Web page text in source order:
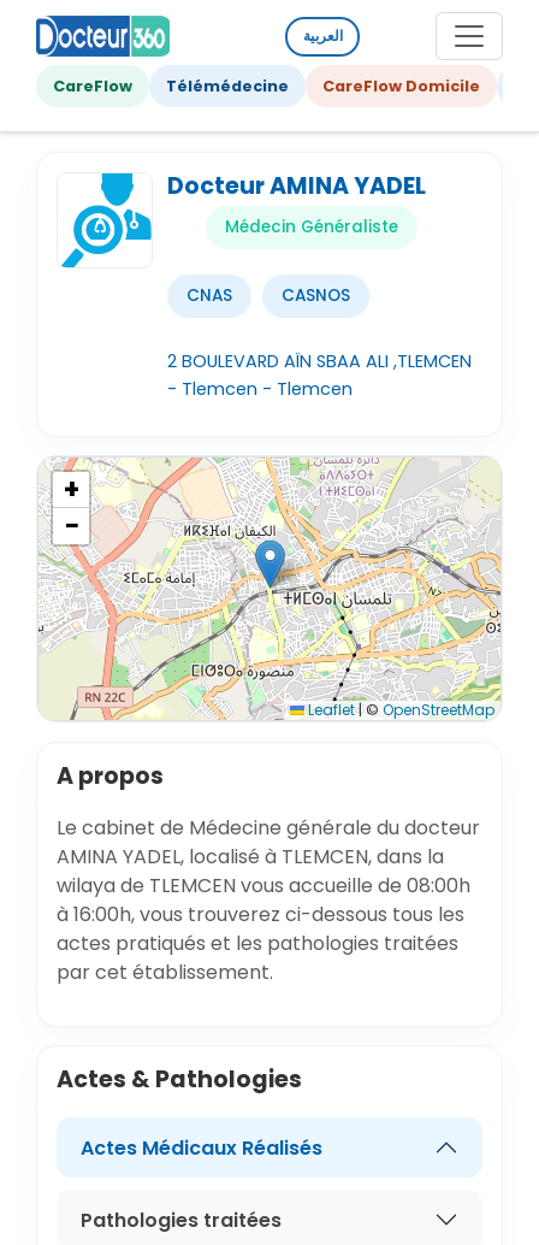
العربية
CareFlow Télémédecine CareFlow Domicile
Docteur AMINA YADEL
Médecin Généraliste
CNAS CASNOS
2 BOULEVARD AÏN SBAA ALI ,TLEMCEN
- Tlemcen - Tlemcen
+
−
Leaflet|©OpenStreetMap
A propos
Le cabinet de Médecine générale du docteur
AMINA YADEL, localisé à TLEMCEN, dans la
wilaya de TLEMCEN vous accueille de 08:00h
à 16:00h, vous trouverez ci-dessous tous les
actes pratiqués et les pathologies traitées
par cet établissement.
Actes & Pathologies
Actes Médicaux Réalisés
Pathologies traitées